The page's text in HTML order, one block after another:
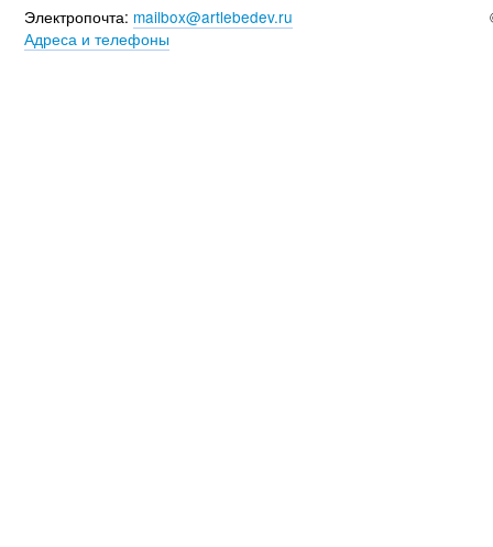
Электропочта: mailbox@artlebedev.ru
Адреса и телефоны